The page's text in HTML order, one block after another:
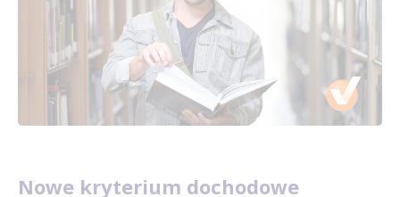
Nowe kryterium dochodowe